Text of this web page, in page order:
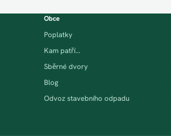
Obce
Poplatky
Kam patří…
Sběrné dvory
Blog
Odvoz stavebního odpadu